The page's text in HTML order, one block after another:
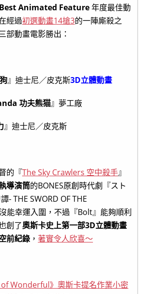
Animated Feature年度最佳動
經過初選動畫14搶3的一陣廝殺之
部動畫電影勝出：
』迪士尼／皮克斯3D立體動畫
功夫熊猫』夢工廠
』迪士尼／皮克斯
的『The Sky Crawlers 空中殺手』
導演筒的BONES原創時代劇『スト
- THE SWORD OF THE
能幸運入圍，不過『Bolt』能夠順利
創了奧斯卡史上第一部3D立體動畫
前紀錄 ， 著實令人欣喜～
of Wonderful》奧斯卡提名作業小密